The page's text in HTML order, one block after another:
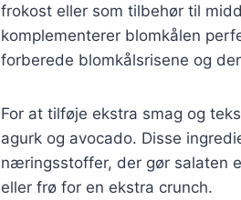
frokost eller som tilbehør til
komplementerer blomkålen
forberede blomkålsrisene og
For at tilføje ekstra smag og
agurk og avocado. Disse
næringsstoffer, der gør salaten
eller frø for en ekstra crunch.